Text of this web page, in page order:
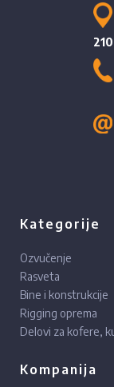
Kategorije
Ozvučenje
Rasveta
Bine i konstrukcije
Rigging oprema
Delovi za kofere,
Kompanija